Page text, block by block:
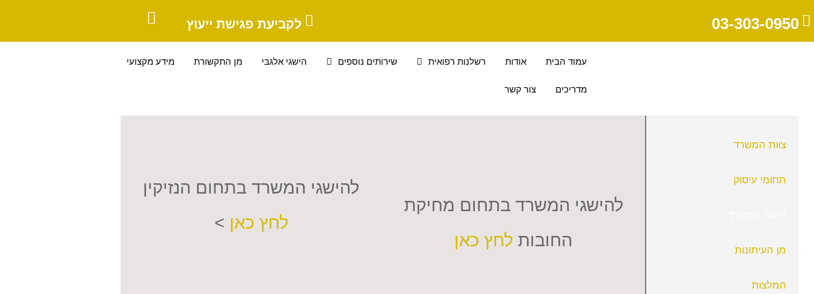
03-303-0950 לקביעת פגישת ייעוץ
עמוד הבית אודות רשלנות רפואית שירותים נוספים הישגי אלגבי מן התקשורת מידע מקצועי
מדריכים צור קשר
צוות המשרד
תחומי עיסוק
מן העיתונות
המלצות
להישגי המשרד בתחום מחיקת
החובות לחץ כאן
להישגי המשרד בתחום הנזיקין
לחץ כאן >